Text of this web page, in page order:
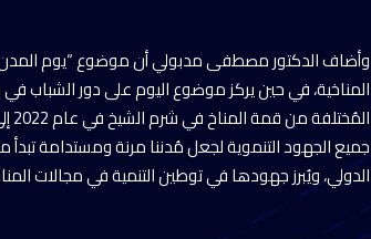
المناخية، في حين يركز موضوع اليوم على دور الشباب
جميع الجهود التنموية لجعل مُدننا مرنة ومستدامة تبدأ
الدولي، ويُبرز جهودها في توطين التنمية في مجالات